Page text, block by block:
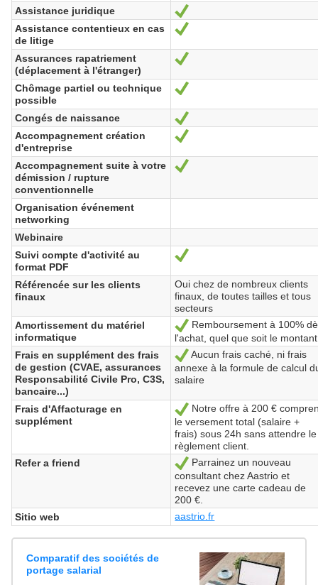
Assistance juridique
Assistance contentieux en cas
de litige
Sí
Assurances rapatriement
(déplacement à l'étranger)
Chômage partiel ou technique
possible
Sí
Congés de naissance
Accompagnement création
d'entreprise
Sí
Accompagnement suite à votre
démission / rupture
conventionnelle
Organisation événement
networking
Webinaire
Suivi compte d'activité au
format PDF
Sí
Référencée sur les clients
finaux
Oui chez de nombreux clients
finaux, de toutes tailles et tous
secteurs
Amortissement du matériel
informatique
Sí
Remboursement à 100%
l'achat, quel que soit le montant
Frais en supplément des frais
de gestion (CVAE, assurances
Responsabilité Civile Pro, C3S,
bancaire...)
Sí
Aucun frais caché, ni frais
annexe à la formule de calcul
salaire
Frais d'Affacturage en
supplément
Sí
Notre offre à 200 €
le versement total (salaire +
frais) sous 24h sans attendre le
règlement client.
Refer a friend
Sí
Parrainez un nouveau
consultant chez Aastrio et
recevez une carte cadeau de
200 €.
Sitio web
aastrio.fr
Comparatif des sociétés de
portage salarial